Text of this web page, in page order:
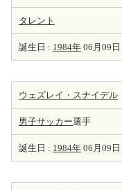
タレント
誕生日 : 1984年 06月09日
ウェズレイ・スナイデル
男子サッカー選手
誕生日 : 1984年 06月09日